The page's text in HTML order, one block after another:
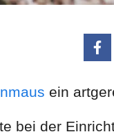
ein
bei der